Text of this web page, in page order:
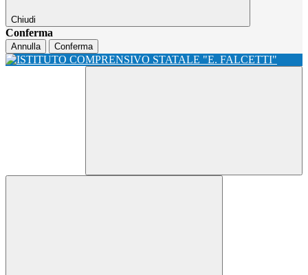
Chiudi
Conferma
Annulla Conferma